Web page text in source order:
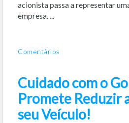
acionista passa a representar
empresa. ...
Comentários
Cuidado com o
Promete Reduzir
seu Veículo!